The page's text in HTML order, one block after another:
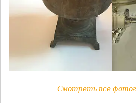
Смотреть все